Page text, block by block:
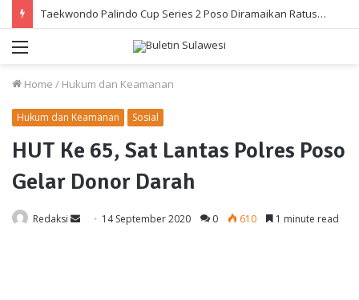
Taekwondo Palindo Cup Series 2 Poso Diramaikan Ratusan Atlet
Menu
Home / Hukum dan Keamanan
Hukum dan Keamanan Sosial
HUT Ke 65, Sat Lantas Polres Poso
Gelar Donor Darah
Redaksi
Send 14 September 2020 0 610 1 minute read